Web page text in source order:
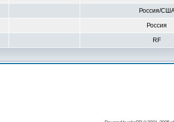
Россия/
Россия
RF